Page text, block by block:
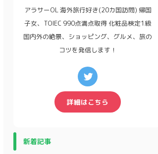
アラサーOL 海外旅行好き(20カ国訪問) 帰国
子女、TOIEC 990点満点取得 化粧品検定1級
国内外の絶景、ショッピング、グルメ、旅の
コツを発信します！
詳細はこちら
新着記事